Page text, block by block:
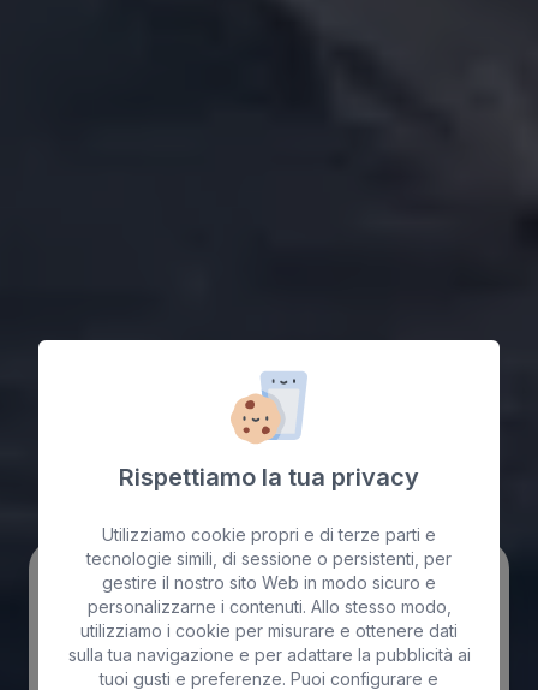
Andata e ritorno Senso Unico
Viaggio
Lanzarote - La Graciosa
Rispettiamo la tua privacy
Utilizziamo cookie propri e di terze parti e
tecnologie simili, di sessione o persistenti, per
gestire il nostro sito Web in modo sicuro e
personalizzarne i contenuti. Allo stesso modo,
utilizziamo i cookie per misurare e ottenere dati
sulla tua navigazione e per adattare la pubblicità ai
tuoi gusti e preferenze. Puoi configurare e